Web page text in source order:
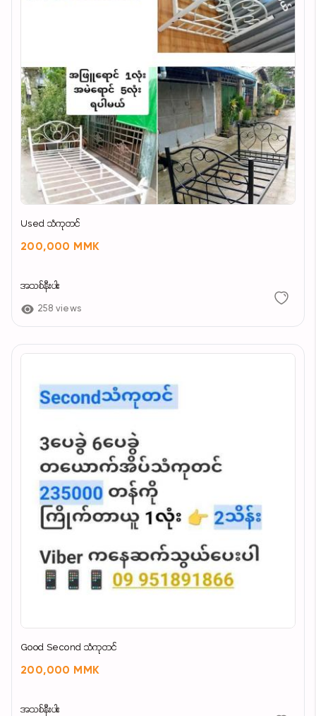
Used သံကုတင်
200,000 MMK
အသစ်နီးပါး
258 views
Good Second သံကုတင်
200,000 MMK
အသစ်နီးပါး